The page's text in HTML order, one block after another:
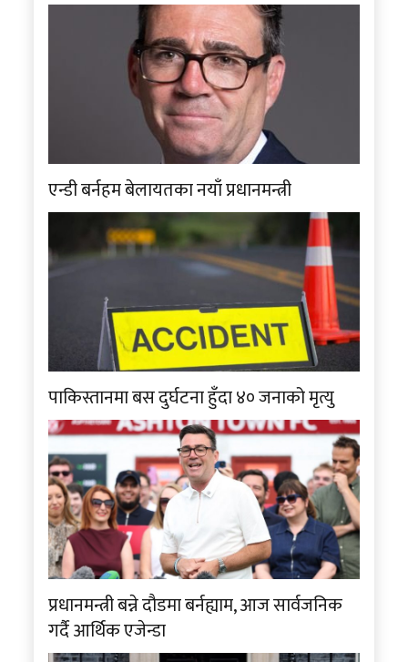
एन्डी बर्नहम बेलायतका नयाँ प्रधानमन्त्री
पाकिस्तानमा बस दुर्घटना हुँदा ४० जनाको मृत्यु
प्रधानमन्त्री बन्ने दौडमा बर्नह्याम, आज सार्वजनिक
गर्दै आर्थिक एजेन्डा